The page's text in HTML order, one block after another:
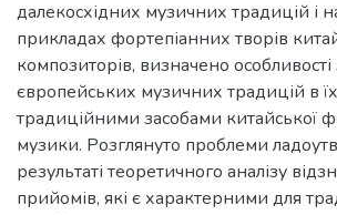
далекосхідних музичних традицій і
прикладах фортепіанних творів
композиторів, визначено особливості
європейських музичних традицій в їх
традиційними засобами китайської
музики. Розглянуто проблеми
результаті теоретичного аналізу
прийомів, які є характерними для